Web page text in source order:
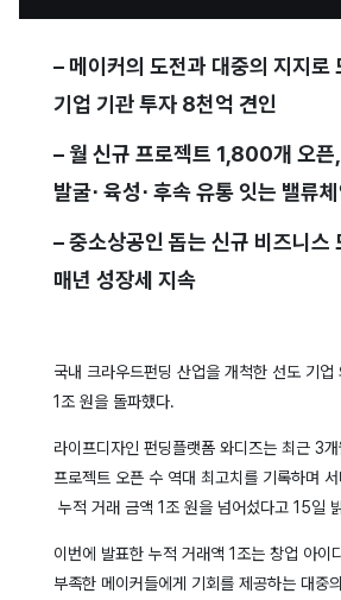
– 메이커의 도전과 대중의 지지로
기업 기관 투자 8천억 견인
– 월 신규 프로젝트 1,800개 오
발굴⋅ 육성⋅ 후속 유통 잇는 밸류
– 중소상공인 돕는 신규 비즈니스
매년 성장세 지속
국내 크라우드펀딩 산업을 개척한 선도 기업
1조 원을 돌파했다.
라이프디자인 펀딩플랫폼 와디즈는 최근 3
프로젝트 오픈 수 역대 최고치를 기록하며
누적 거래 금액 1조 원을 넘어섰다고 15일
이번에 발표한 누적 거래액 1조는 창업 아이
부족한 메이커들에게 기회를 제공하는 대중